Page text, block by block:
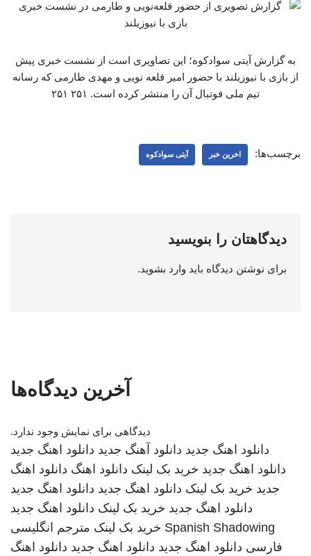
به گزارش آیتی سوادکوه؛ این تصاویری است از نشست خبری پیش
از بازی با نیوزیلند با حضور امیر قلعه نویی و مهدی طارمی که رسانه
تیم ملی فوتبال آن را منتشر کرده است. ۲۵۱ ۲۵۱
برچسب‌ها: اخرین خبر آیتی سوادکوه
دیدگاهتان را بنویسید
برای نوشتن دیدگاه باید وارد بشوید.
آخرین دیدگاه‌ها
دیدگاهی برای نمایش وجود ندارد.
دانلود اهنگ جدید دانلود آهنگ جدید دانلود اهنگ جدید
دانلود اهنگ جدید خرید بک لینک دانلود اهنگ دانلود اهنگ
جدید خرید بک لینک دانلود اهنگ جدید دانلود اهنگ جدید
دانلود اهنگ جدید خرید بک لینک دانلود اهنگ جدید
Spanish Shadowing خرید بک لینک مترجم انگلیسی
فارسی دانلود اهنگ جدید دانلود اهنگ جدید دانلود اهنگ